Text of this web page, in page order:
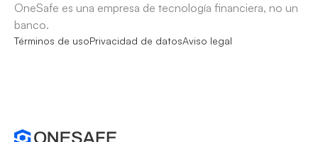
OneSafe es una empresa de tecnología financiera, no un
banco.
Términos de usoPrivacidad de datosAviso legal